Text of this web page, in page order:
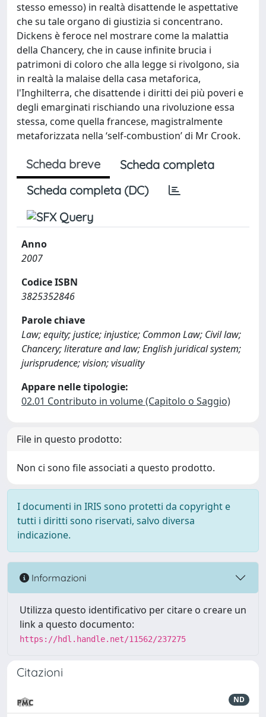
stesso emesso) in realtà disattende le aspettative
che su tale organo di giustizia si concentrano.
Dickens è feroce nel mostrare come la malattia
della Chancery, che in cause infinite brucia i
patrimoni di coloro che alla legge si rivolgono, sia
in realtà la malaise della casa metaforica,
l'Inghilterra, che disattende i diritti dei più poveri e
degli emarginati rischiando una rivoluzione essa
stessa, come quella francese, magistralmente
metaforizzata nella ‘self-combustion’ di Mr Crook.
Scheda breve
Scheda completa
Scheda completa (DC)
Anno
2007
Codice ISBN
3825352846
Parole chiave
Law; equity; justice; injustice; Common Law; Civil law;
Chancery; literature and law; English juridical system;
jurisprudence; vision; visuality
Appare nelle tipologie:
02.01 Contributo in volume (Capitolo o Saggio)
File in questo prodotto:
Non ci sono file associati a questo prodotto.
I documenti in IRIS sono protetti da copyright e
tutti i diritti sono riservati, salvo diversa
indicazione.
Informazioni
Utilizza questo identificativo per citare o creare un
link a questo documento:
https://hdl.handle.net/11562/237275
Citazioni
ND